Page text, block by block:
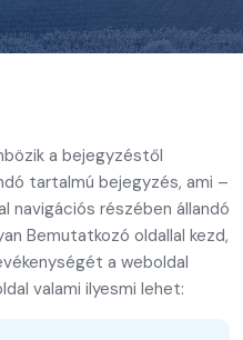
a bejegyzéstől
tartalmú bejegyzés, ami –
navigációs részében állandó
Bemutatkozó oldallal kezd,
a weboldal
valami ilyesmi lehet: